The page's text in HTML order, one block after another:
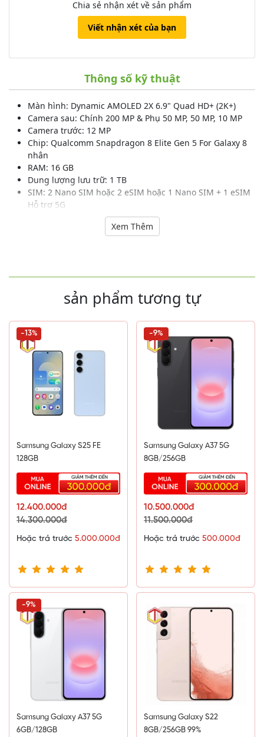
Chia sẻ nhận xét về sản phẩm
Viết nhận xét của bạn
Thông số kỹ thuật
Màn hình: Dynamic AMOLED 2X 6.9" Quad HD+ (2K+)
Camera sau: Chính 200 MP & Phụ 50 MP, 50 MP, 10 MP
Camera trước: 12 MP
Chip: Qualcomm Snapdragon 8 Elite Gen 5 For Galaxy 8
nhân
RAM: 16 GB
Dung lượng lưu trữ: 1 TB
SIM: 2 Nano SIM hoặc 2 eSIM hoặc 1 Nano SIM + 1 eSIM
Hỗ trợ 5G
Pin, Sạc: 5000 mAh 60 W
Xem Thêm
sản phẩm tương tự
Samsung Galaxy S25 FE
128GB
12.400.000đ
14.300.000đ
-13%
Hoặc trả trước 5.000.000đ
Samsung Galaxy A37 5G
8GB/256GB
10.500.000đ
11.500.000đ
-9%
Hoặc trả trước 500.000đ
Samsung Galaxy A37 5G
6GB/128GB
-9%
Samsung Galaxy S22
8GB/256GB 99%